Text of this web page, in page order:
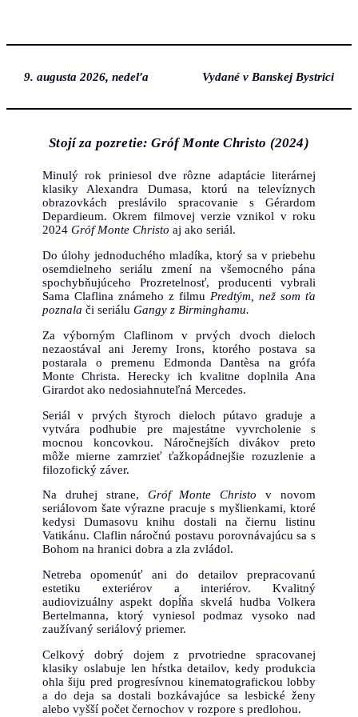
9. augusta 2026, nedeľa Vydané v Banskej Bystrici
Stojí za pozretie: Gróf Monte Christo (2024)
Minulý rok priniesol dve rôzne adaptácie literárnej
klasiky Alexandra Dumasa, ktorú na televíznych
obrazovkách preslávilo spracovanie s Gérardom
Depardieum. Okrem filmovej verzie vznikol v roku
2024 Gróf Monte Christo aj ako seriál.
Do úlohy jednoduchého mladíka, ktorý sa v priebehu
osemdielneho seriálu zmení na všemocného pána
spochybňujúceho Prozretelnosť, producenti vybrali
Sama Claflina známeho z filmu Predtým, než som ťa
poznala či seriálu Gangy z Birminghamu.
Za výborným Claflinom v prvých dvoch dieloch
nezaostával ani Jeremy Irons, ktorého postava sa
postarala o premenu Edmonda Dantèsa na grófa
Monte Christa. Herecky ich kvalitne doplnila Ana
Girardot ako nedosiahnuteľná Mercedes.
Seriál v prvých štyroch dieloch pútavo graduje a
vytvára podhubie pre majestátne vyvrcholenie s
mocnou koncovkou. Náročnejších divákov preto
môže mierne zamrzieť ťažkopádnejšie rozuzlenie a
filozofický záver.
Na druhej strane, Gróf Monte Christov novom
seriálovom šate výrazne pracuje s myšlienkami, ktoré
kedysi Dumasovu knihu dostali na čiernu listinu
Vatikánu. Claflin náročnú postavu porovnávajúcu sa s
Bohom na hranici dobra a zla zvládol.
Netreba opomenúť ani do detailov prepracovanú
estetiku exteriérov a interiérov. Kvalitný
audiovizuálny aspekt dopĺňa skvelá hudba Volkera
Bertelmanna, ktorý vyniesol podmaz vysoko nad
zaužívaný seriálový priemer.
Celkový dobrý dojem z prvotriedne spracovanej
klasiky oslabuje len hŕstka detailov, kedy produkcia
ohla šiju pred progresívnou kinematografickou lobby
a do deja sa dostali bozkávajúce sa lesbické ženy
alebo vyšší počet černochov v rozpore s predlohou.